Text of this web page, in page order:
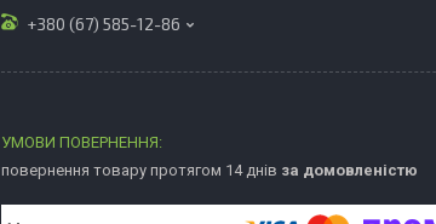
+380 (67) 585-12-86
повернення товару протягом 14 днів за домовленістю